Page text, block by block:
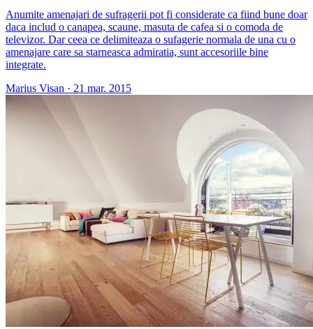
Anumite amenajari de sufragerii pot fi considerate ca fiind bune doar
daca includ o canapea, scaune, masuta de cafea si o comoda de
televizor. Dar ceea ce delimiteaza o sufagerie normala de una cu o
amenajare care sa starneasca admiratia, sunt accesoriile bine
integrate.
Marius Visan · 21 mar. 2015